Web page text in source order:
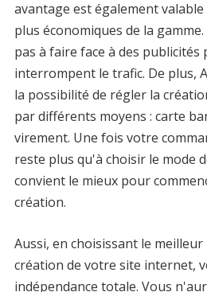
avantage est également
plus économiques de la
pas à faire face à des publicités
interrompent le trafic. De plus,
la possibilité de régler la
par différents moyens : carte
virement. Une fois votre
reste plus qu'à choisir le mode
convient le mieux pour
création.
Aussi, en choisissant le
création de votre site internet,
indépendance totale. Vous